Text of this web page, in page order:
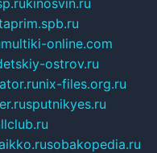
kinosvin.ru
multiki-online.com
ostrov.ru
nix-files.org.ru
sputnikyes.ru
sobakopedia.ru